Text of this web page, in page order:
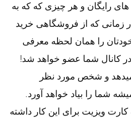
های رایگان و هر چیزی که که به
زمانی که از فروشگاهی خرید
خودتان را همان لحظه معرفی
کانال شما عضو خواهد شد!
و شخص مورد نظر
شما را بیاد خواهد آورد.
ویزیت برای این کار داشته